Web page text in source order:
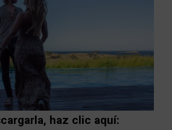
haz clic aquí: